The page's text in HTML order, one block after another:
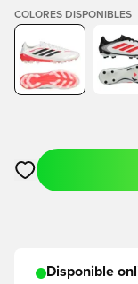
COLORES DISPONIBLES
Abre un modal
Disponible